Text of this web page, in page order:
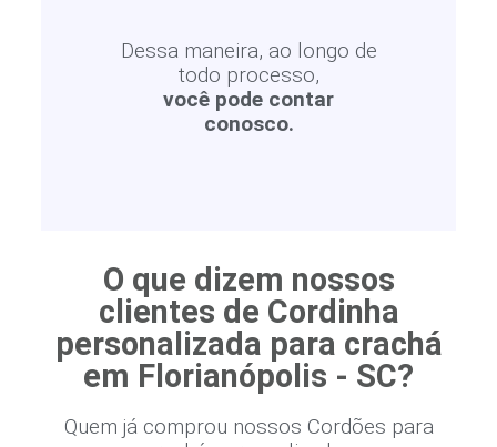
Dessa maneira, ao longo de
todo processo,
você pode contar
conosco.
O que dizem nossos
clientes de Cordinha
personalizada para crachá
em Florianópolis - SC?
Quem já comprou nossos Cordões para